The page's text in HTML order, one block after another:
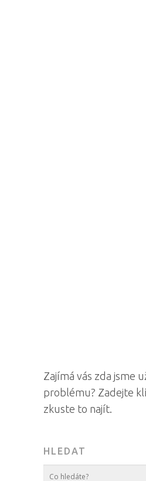
Zajímá vás zda jsme
problému? Zadejte
zkuste to najít.
HLEDAT